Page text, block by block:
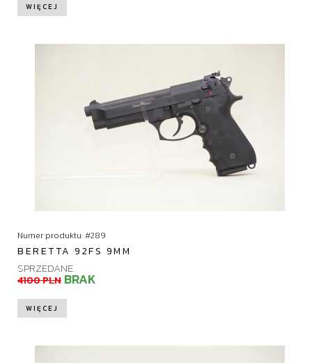
WIĘCEJ
Numer produktu: #289
BERETTA 92FS 9MM
SPRZEDANE.
4100 PLN BRAK
WIĘCEJ